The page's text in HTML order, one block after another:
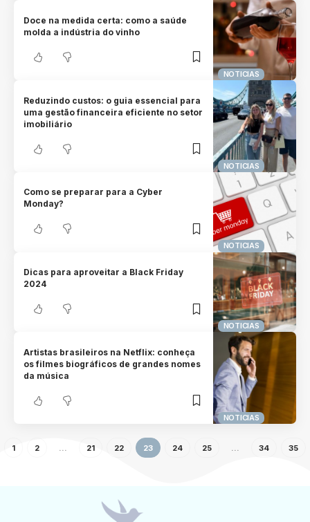
NOTICIAS
Doce na medida certa: como a saúde
molda a indústria do vinho
NOTICIAS
Reduzindo custos: o guia essencial para
uma gestão financeira eficiente no setor
imobiliário
NOTICIAS
Como se preparar para a Cyber
Monday?
NOTICIAS
Dicas para aproveitar a Black Friday
2024
NOTICIAS
Artistas brasileiros na Netflix: conheça
os filmes biográficos de grandes nomes
da música
1 2 21 22 23 24 25 34 35